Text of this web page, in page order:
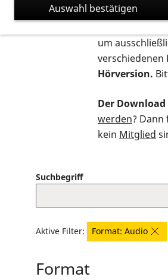
Auf dieser
um
Hörversion.
Der
werden? Dann
kein Mitglied
Suchbegriff
Aktive Filter: Format: Audio
Format
Auswahl bestätigen